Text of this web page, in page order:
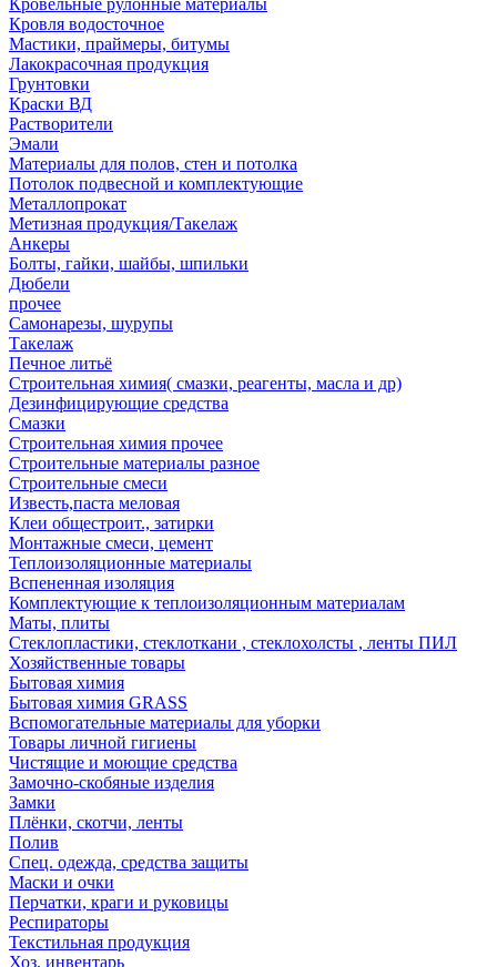
Кровельные рулонные материалы
Кровля водосточное
Мастики, праймеры, битумы
Лакокрасочная продукция
Грунтовки
Краски ВД
Растворители
Эмали
Материалы для полов, стен и потолка
Потолок подвесной и комплектующие
Металлопрокат
Метизная продукция/Такелаж
Анкеры
Болты, гайки, шайбы, шпильки
Дюбели
прочее
Самонарезы, шурупы
Такелаж
Печное литьё
Строительная химия( смазки, реагенты, масла и др)
Дезинфицирующие средства
Смазки
Строительная химия прочее
Строительные материалы разное
Строительные смеси
Известь,паста меловая
Клеи общестроит., затирки
Монтажные смеси, цемент
Теплоизоляционные материалы
Вспененная изоляция
Комплектующие к теплоизоляционным материалам
Маты, плиты
Стеклопластики, стеклоткани , стеклохолсты , ленты ПИЛ
Хозяйственные товары
Бытовая химия
Бытовая химия GRASS
Вспомогательные материалы для уборки
Товары личной гигиены
Чистящие и моющие средства
Замочно-скобяные изделия
Замки
Плёнки, скотчи, ленты
Полив
Спец. одежда, средства защиты
Маски и очки
Перчатки, краги и руковицы
Респираторы
Текстильная продукция
Хоз. инвентарь